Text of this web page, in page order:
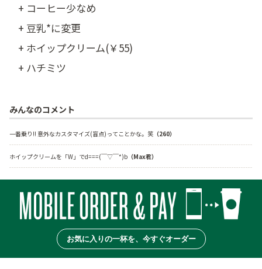
+ コーヒー少なめ
+ 豆乳*に変更
+ ホイップクリーム(￥55)
+ ハチミツ
みんなのコメント
一番乗り!! 意外なカスタマイズ(盲点)ってことかな。笑 （260）
ホイップクリームを「W」でd===(￣▽￣*)b （Max君）
お気に入りの一杯を、今すぐオーダー